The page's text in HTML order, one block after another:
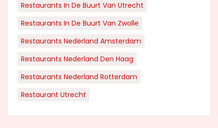
Restaurants In De Buurt Van Utrecht
Restaurants In De Buurt Van Zwolle
Restaurants Nederland Amsterdam
Restaurants Nederland Den Haag
Restaurants Nederland Rotterdam
Restaurant Utrecht